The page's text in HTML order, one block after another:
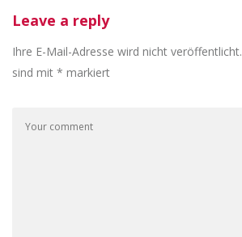
Leave a reply
Ihre E-Mail-Adresse wird nicht veröffentlicht.
sind mit * markiert